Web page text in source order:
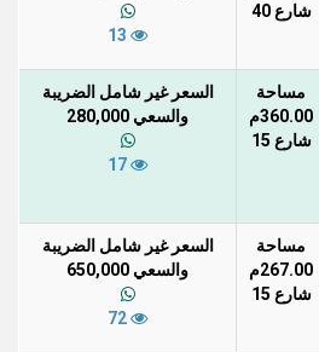
شارع 40
مساحة
360.00م
شارع 15
السعر غير شامل الضريبة
والسعي 280,000
مساحة
267.00م
شارع 15
السعر غير شامل الضريبة
والسعي 650,000